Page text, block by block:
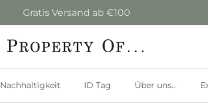
Gratis Versand ab €100
Nachhaltigkeit ID Tag Über uns...